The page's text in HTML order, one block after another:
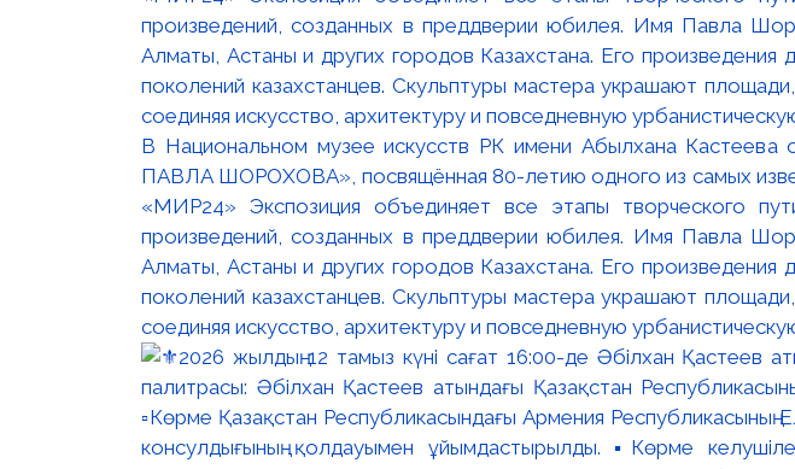
В Национальном музее искусств РК имени Абылхана
ПАВЛА ШОРОХОВА», посвящённая 80-летию одного из самых
«МИР24» Экспозиция объединяет все этапы творческого
произведений, созданных в преддверии юбилея. Имя Павла
Алматы, Астаны и других городов Казахстана. Его
поколений казахстанцев. Скульптуры мастера украшают
соединяя искусство, архитектуру и повседневную